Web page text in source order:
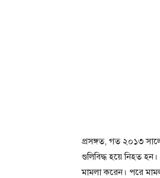
প্রসঙ্গত, গত ২০১৩
গুলিবিদ্ধ হয়ে নিহত
মামলা করেন। পরে